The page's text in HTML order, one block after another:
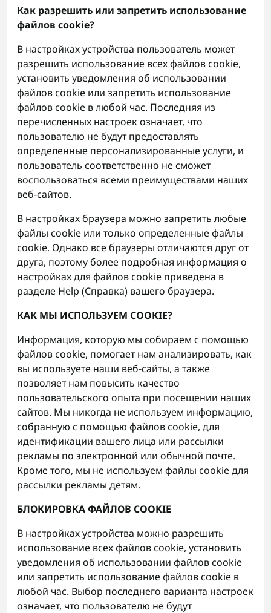
Как разрешить или запретить использование
файлов cookie?
В настройках устройства пользователь может
разрешить использование всех файлов cookie,
установить уведомления об использовании
файлов cookie или запретить использование
файлов cookie в любой час. Последняя из
перечисленных настроек означает, что
пользователю не будут предоставлять
определенные персонализированные услуги, и
пользователь соответственно не сможет
воспользоваться всеми преимуществами наших
веб-сайтов.
В настройках браузера можно запретить любые
файлы cookie или только определенные файлы
cookie. Однако все браузеры отличаются друг от
друга, поэтому более подробная информация о
настройках для файлов cookie приведена в
разделе Help (Справка) вашего браузера.
КАК МЫ ИСПОЛЬЗУЕМ COOKIE?
Информация, которую мы собираем с помощью
файлов cookie, помогает нам анализировать, как
вы используете наши веб-сайты, а также
позволяет нам повысить качество
пользовательского опыта при посещении наших
сайтов. Мы никогда не используем информацию,
собранную с помощью файлов cookie, для
идентификации вашего лица или рассылки
рекламы по электронной или обычной почте.
Кроме того, мы не используем файлы cookie для
рассылки рекламы детям.
БЛОКИРОВКА ФАЙЛОВ COOKIE
В настройках устройства можно разрешить
использование всех файлов cookie, установить
уведомления об использовании файлов cookie
или запретить использование файлов cookie в
любой час. Выбор последнего варианта настроек
означает, что пользователю не будут